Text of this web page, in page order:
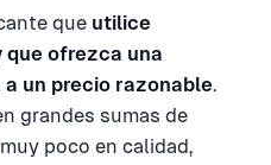
que utilice
que ofrezca una
un precio razonable.
grandes sumas de
poco en calidad,